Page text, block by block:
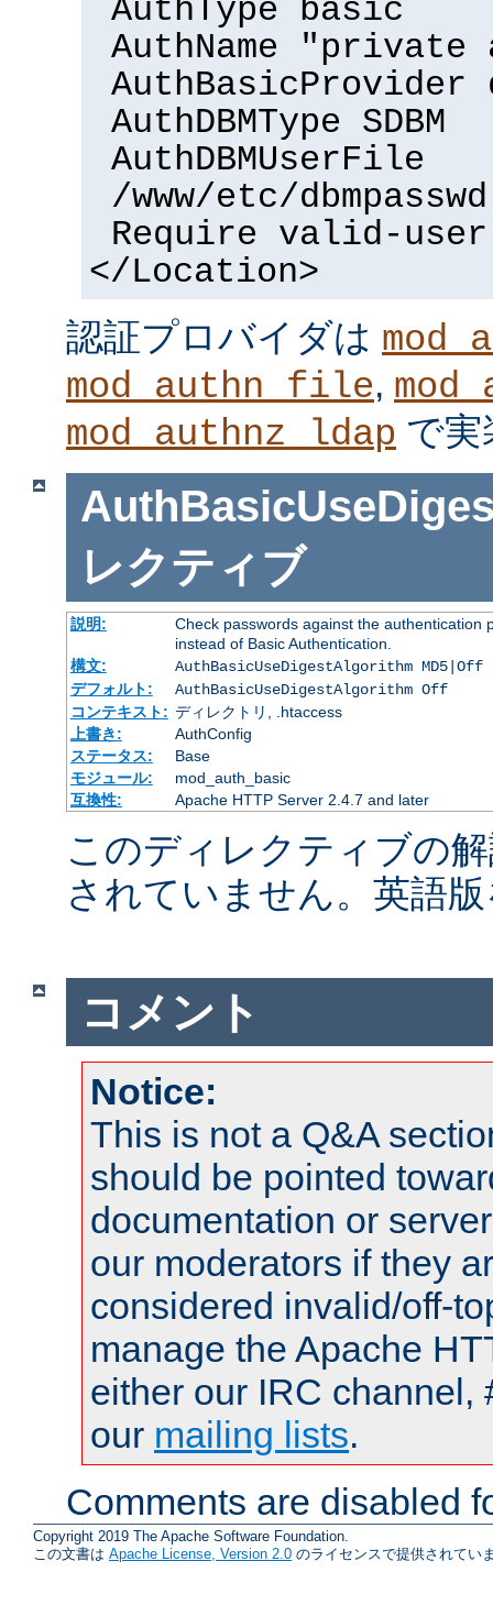
AuthType basic
AuthName "private
AuthBasicProvider
AuthDBMType SDBM
AuthDBMUserFile
/www/etc/dbmpasswd
Require valid-user
</Location>
認証プロバイダは
mod_authn_file,
mod_authnz_ldap で実
レクティブ
説明:
Check passwords against the authentication
instead of Basic Authentication.
構文:
AuthBasicUseDigestAlgorithm MD5|Off
デフォルト:
AuthBasicUseDigestAlgorithm Off
コンテキスト: ディレクトリ, .htaccess
上書き:
AuthConfig
ステータス:
Base
モジュール:
mod_auth_basic
互換性:
Apache HTTP Server 2.4.7 and later
このディレクティブの
されていません。英語
コメント
Notice:
This is not a Q&A
should be pointed
documentation or
our moderators if they
considered invalid/off-
manage the Apache
either our IRC channel,
our mailing lists.
Comments are disabled
Copyright 2019 The Apache Software Foundation.
この文書は Apache License, Version 2.0 のライセンスで提供されてい